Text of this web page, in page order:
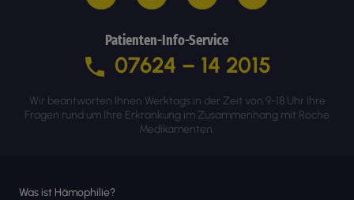
Was ist Hämophilie?
Patienten-Info-Service
07624 – 14 2015
Wir beantworten Ihnen Werktags in der Zeit von 9-18 Uhr Ihre
Fragen rund um Ihre Erkrankung im Zusammenhang mit Roche
Medikamenten.